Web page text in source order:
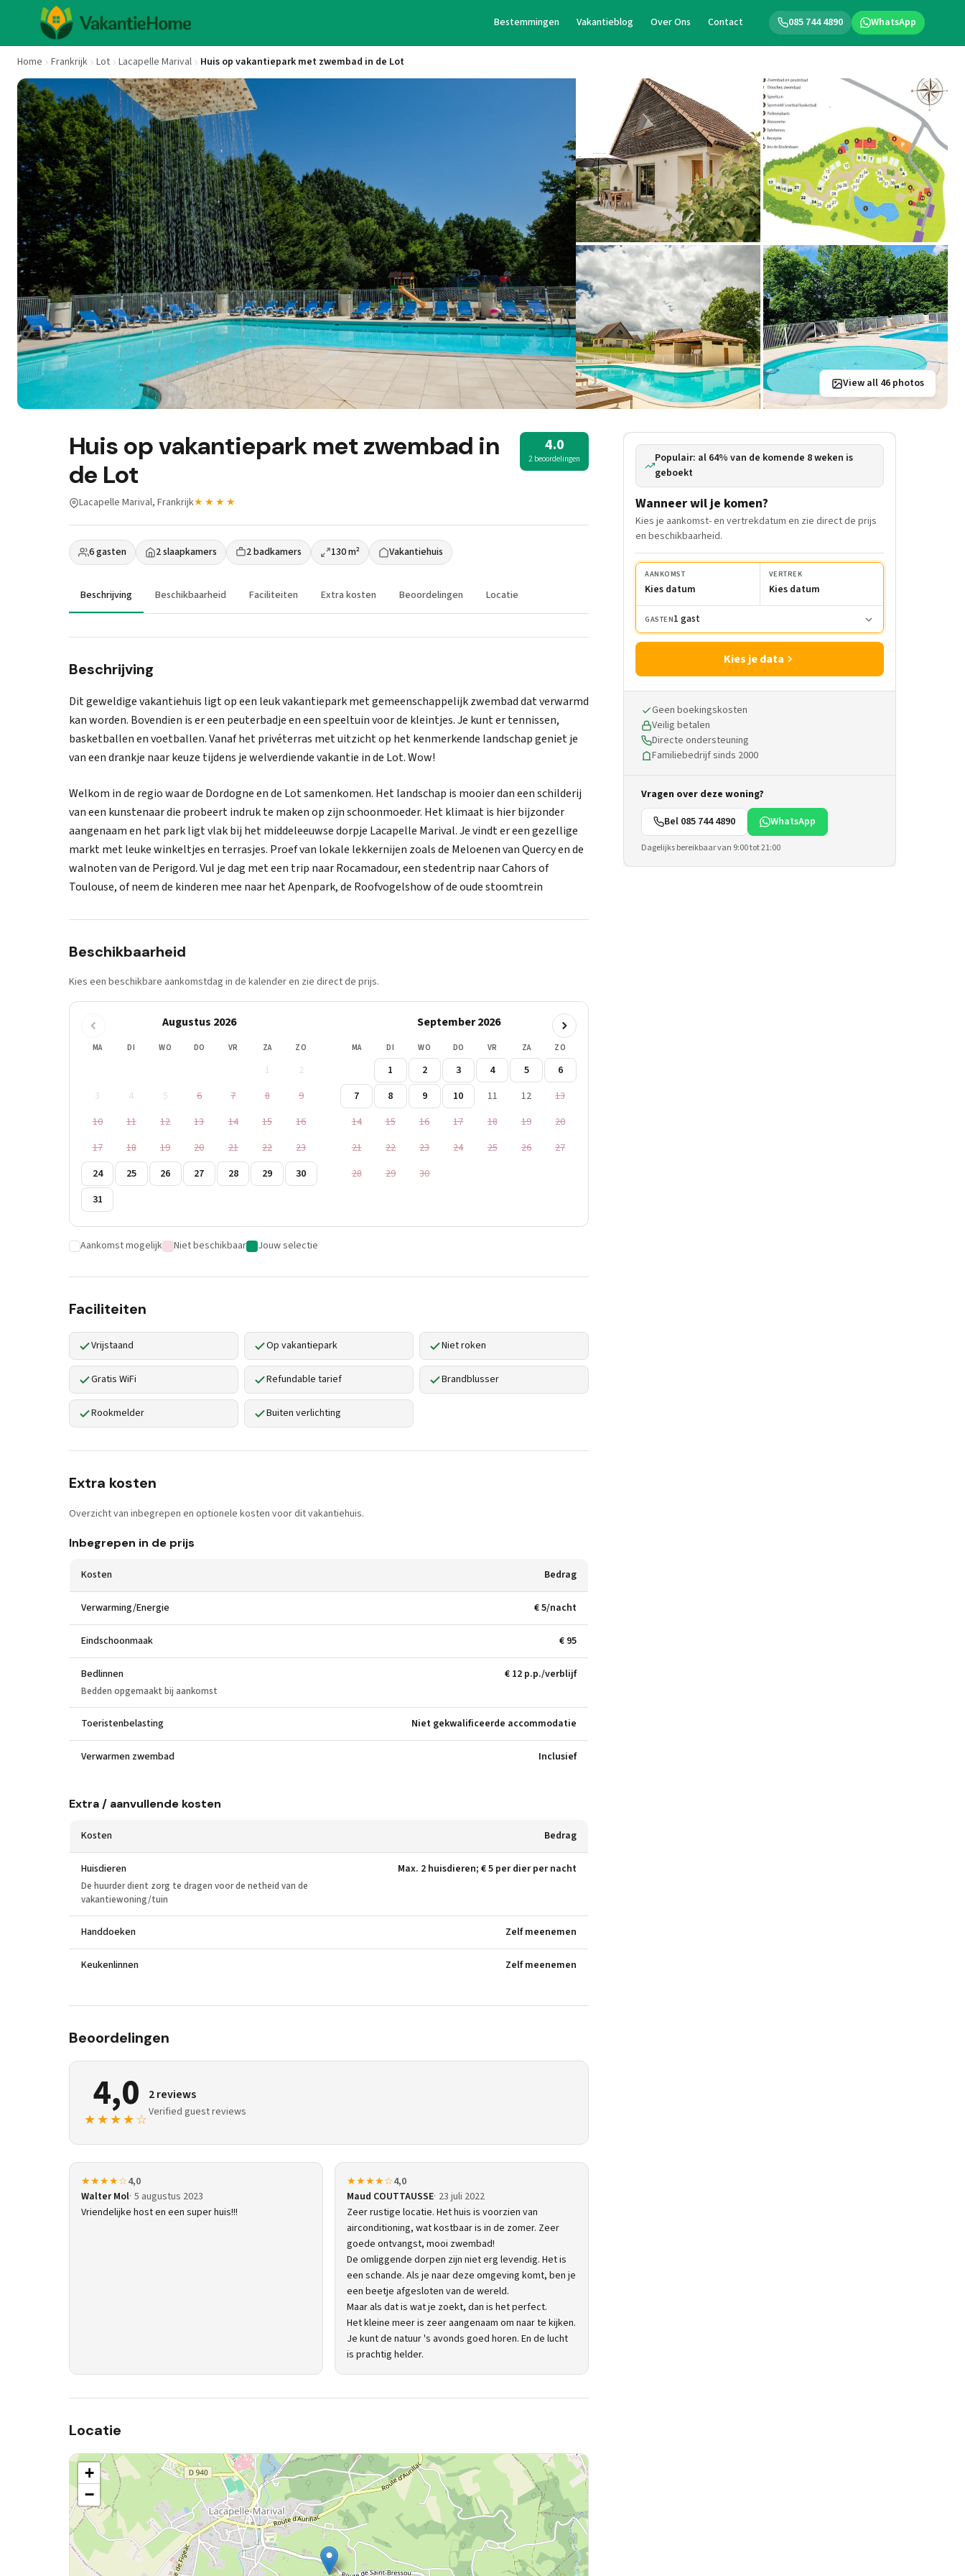
085 744 4890 WhatsApp
Bestemmingen Vakantieblog Over Ons Contact
Home Frankrijk Lot Lacapelle Marival Huis op vakantiepark met zwembad in de Lot
View all 46 photos
Huis op vakantiepark met zwembad in
de Lot
4.0
2 beoordelingen
Lacapelle Marival, Frankrijk★★★★
6 gasten 2 slaapkamers 2 badkamers 130 m² Vakantiehuis
Beschrijving Beschikbaarheid Faciliteiten Extra kosten Beoordelingen Locatie
Beschrijving
Dit geweldige vakantiehuis ligt op een leuk vakantiepark met gemeenschappelijk zwembad dat verwarmd
kan worden. Bovendien is er een peuterbadje en een speeltuin voor de kleintjes. Je kunt er tennissen,
basketballen en voetballen. Vanaf het privéterras met uitzicht op het kenmerkende landschap geniet je
van een drankje naar keuze tijdens je welverdiende vakantie in de Lot. Wow!
Welkom in de regio waar de Dordogne en de Lot samenkomen. Het landschap is mooier dan een schilderij
van een kunstenaar die probeert indruk te maken op zijn schoonmoeder. Het klimaat is hier bijzonder
aangenaam en het park ligt vlak bij het middeleeuwse dorpje Lacapelle Marival. Je vindt er een gezellige
markt met leuke winkeltjes en terrasjes. Proef van lokale lekkernijen zoals de Meloenen van Quercy en de
walnoten van de Perigord. Vul je dag met een trip naar Rocamadour, een stedentrip naar Cahors of
Toulouse, of neem de kinderen mee naar het Apenpark, de Roofvogelshow of de oude stoomtrein
Beschikbaarheid
Kies een beschikbare aankomstdag in de kalender en zie direct de prijs.
Augustus 2026
MA DI WO DO VR ZA ZO
1
2
3
4 5 6 7 8
9
10
11 12 13 14 15
16
17
18 19 20 21 22
23
24
25 26 27 28 29
30
31
September 2026
MA DI WO DO VR ZA ZO
1 2 3 4 5
6
7
8 9 10 11 12
13
14
15 16 17 18 19
20
21
22 23 24 25 26
27
28
29 30
Aankomst mogelijk Niet beschikbaar Jouw selectie
Faciliteiten
Vrijstaand Op vakantiepark Niet roken
Gratis WiFi Refundable tarief Brandblusser
Rookmelder Buiten verlichting
Extra kosten
Overzicht van inbegrepen en optionele kosten voor dit vakantiehuis.
Inbegrepen in de prijs
Kosten Bedrag
Verwarming/Energie € 5/nacht
Eindschoonmaak € 95
Bedlinnen
Bedden opgemaakt bij aankomst
€ 12 p.p./verblijf
Toeristenbelasting Niet gekwalificeerde accommodatie
Verwarmen zwembad Inclusief
Extra / aanvullende kosten
Kosten Bedrag
Huisdieren
De huurder dient zorg te dragen voor de netheid van de
vakantiewoning/tuin
Max. 2 huisdieren; € 5 per dier per nacht
Handdoeken Zelf meenemen
Keukenlinnen Zelf meenemen
Beoordelingen
4,0
★★★★☆
2 reviews
Verified guest reviews
★★★★☆4,0
Walter Mol 5 augustus 2023
Vriendelijke host en een super huis!!!
★★★★☆4,0
Maud COUTTAUSSE 23 juli 2022
Zeer rustige locatie. Het huis is voorzien van
airconditioning, wat kostbaar is in de zomer. Zeer
goede ontvangst, mooi zwembad!
De omliggende dorpen zijn niet erg levendig. Het is
een schande. Als je naar deze omgeving komt, ben je
een beetje afgesloten van de wereld.
Maar als dat is wat je zoekt, dan is het perfect.
Het kleine meer is zeer aangenaam om naar te kijken.
Je kunt de natuur 's avonds goed horen. En de lucht
is prachtig helder.
Locatie
+
−
Populair: al 64% van de komende 8 weken is
geboekt
Wanneer wil je komen?
Kies je aankomst- en vertrekdatum en zie direct de prijs
en beschikbaarheid.
AANKOMST
Kies datum
VERTREK
Kies datum
GASTEN1 gast
Kies je data
Geen boekingskosten
Veilig betalen
Directe ondersteuning
Familiebedrijf sinds 2000
Vragen over deze woning?
Bel 085 744 4890
WhatsApp
Dagelijks bereikbaar van 9:00 tot 21:00